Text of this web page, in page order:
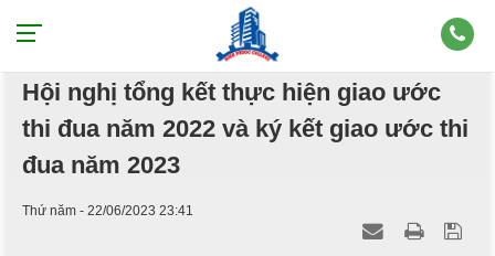
Trường Cao đẳng Bình Phước tham dự
Hội nghị tổng kết thực hiện giao ước
thi đua năm 2022 và ký kết giao ước thi
đua năm 2023
Thứ năm - 22/06/2023 23:41